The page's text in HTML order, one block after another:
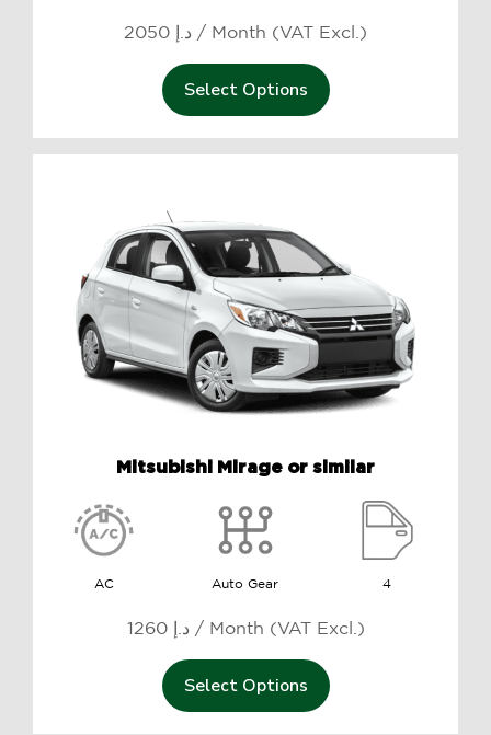
Select Options
2050 د.إ / Month (VAT Excl.)
Mitsubishi Mirage or similar
AC Auto Gear 4
Select Options
1260 د.إ / Month (VAT Excl.)